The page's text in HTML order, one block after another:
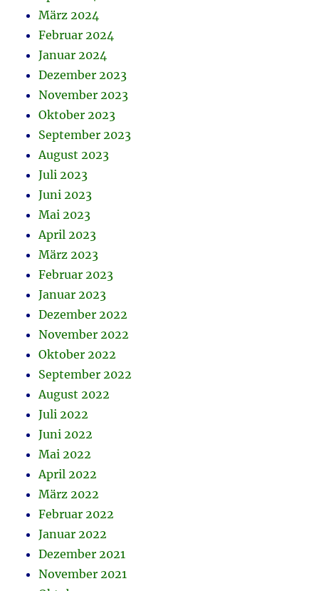
März 2024
Februar 2024
Januar 2024
Dezember 2023
November 2023
Oktober 2023
September 2023
August 2023
Juli 2023
Juni 2023
Mai 2023
April 2023
März 2023
Februar 2023
Januar 2023
Dezember 2022
November 2022
Oktober 2022
September 2022
August 2022
Juli 2022
Juni 2022
Mai 2022
April 2022
März 2022
Februar 2022
Januar 2022
Dezember 2021
November 2021